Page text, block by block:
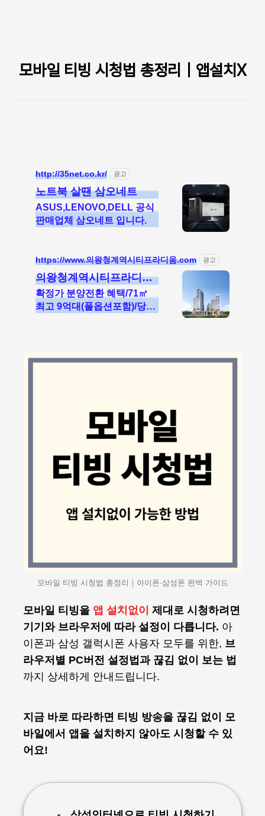
모바일 티빙 시청법 총정리｜앱설치X
http://35net.co.kr/ 광고
노트북 살땐 삼오네트
ASUS,LENOVO,DELL 공식
판매업체 삼오네트 입니다.
https://www.의왕청계역시티프라디움.com 광고
의왕청계역시티프라디움
디하모니
확정가 분양전환 혜택/71㎡
최고 9억대(풀옵션포함)/당첨
모바일 티빙 시청법 총정리｜아이폰·삼성폰 완벽 가이드
모바일 티빙을 앱 설치없이 제대로 시청하려면
기기와 브라우저에 따라 설정이 다릅니다. 아
이폰과 삼성 갤럭시폰 사용자 모두를 위한, 브
라우저별 PC버전 설정법과 끊김 없이 보는 법
까지 상세하게 안내드립니다.
지금 바로 따라하면 티빙 방송을 끊김 없이 모
바일에서 앱을 설치하지 않아도 시청할 수 있
어요!